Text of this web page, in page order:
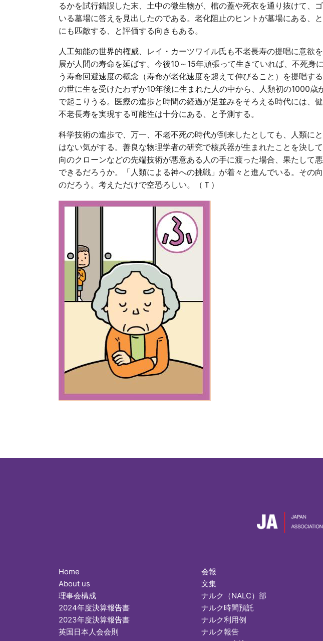
るかを試行錯誤した末、土中の微生物が、棺の蓋や死衣を通り抜けて、
いる墓場に答えを見出したのである。老化阻止のヒントが墓場にある、
にも匹敵する、と評価する向きもある。
人工知能の世界的権威、レイ・カーツワイル氏も不老長寿の提唱に意欲
展が人間の寿命を延ばす。今後10～15年頑張って生きていれば、不死身
う寿命回避速度の概念（寿命が老化速度を超えて伸びること）を提唱す
の世に生を受けたわずか10年後に生まれた人の中から、人類初の1000歳
で起こりうる。医療の進歩と時間の経過が足並みをそろえる時代には、
不老長寿を実現する可能性は十分にある、と予測する。
科学技術の進歩で、万一、不老不死の時代が到来したとしても、人類に
はない気がする。善良な物理学者の研究で核兵器が生まれたことを決し
向のクローンなどの先端技術が悪意ある人の手に渡った場合、果たして
できるだろうか。「人類による神への挑戦」が着々と進んでいる。その
のだろう。考えただけで空恐ろしい。（Ｔ）
Home
About us
理事会構成
2024年度決算報告書
2023年度決算報告書
英国日本人会会則
会報
文集
ナルク（NALC）部
ナルク時間預託
ナルク利用例
ナルク報告